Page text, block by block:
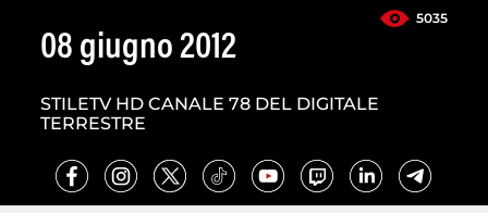
5035
08 giugno 2012
STILETV HD CANALE 78 DEL DIGITALE
TERRESTRE